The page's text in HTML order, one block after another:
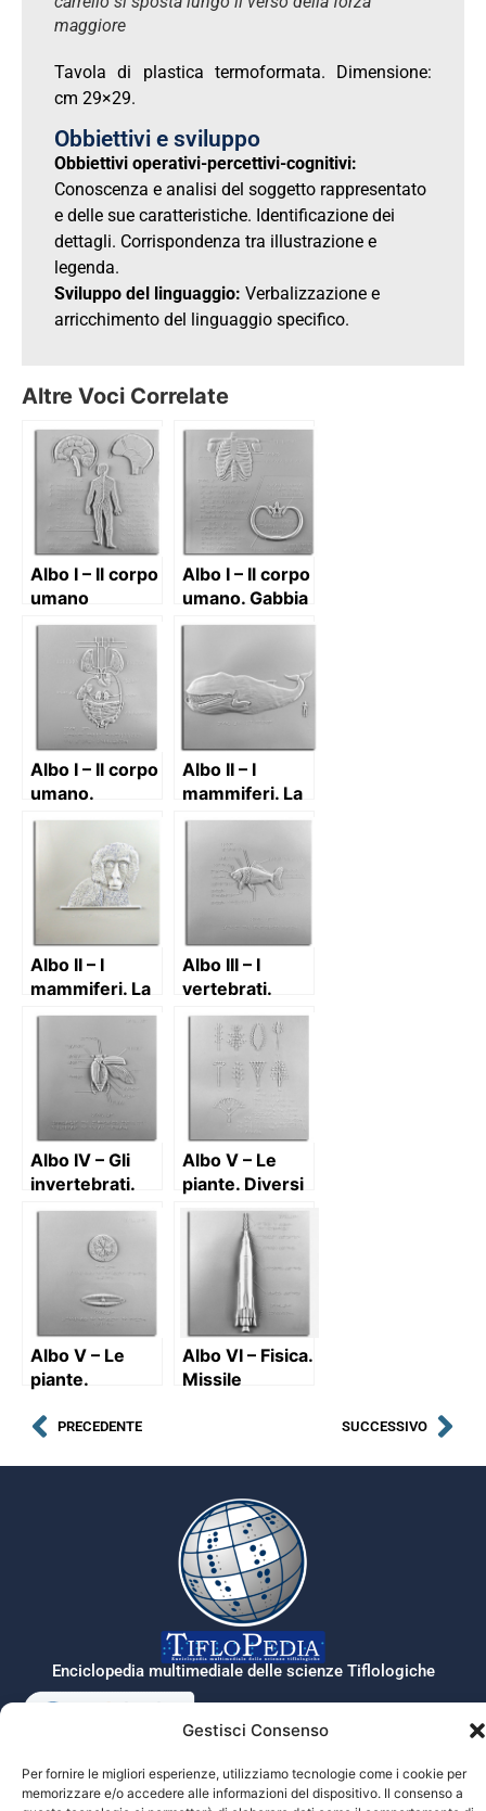
Gestisci Consenso
Per fornire le migliori esperienze, utilizziamo tecnologie come i cookie per
memorizzare e/o accedere alle informazioni del dispositivo. Il consenso a
maggiore
Tavola di plastica termoformata. Dimensione:
cm 29×29.
Obbiettivi e sviluppo
Obbiettivi operativi-percettivi-cognitivi:
Conoscenza e analisi del soggetto rappresentato
e delle sue caratteristiche. Identificazione dei
dettagli. Corrispondenza tra illustrazione e
legenda.
Sviluppo del linguaggio: Verbalizzazione e
arricchimento del linguaggio specifico.
Altre Voci Correlate
Albo I – Il corpo
umano
Albo I – Il corpo
umano. Gabbia
toracica
dell’innesto
vertebra-
costola)
Albo I – Il corpo
umano.
Schema della
circolazione
del sangue
dell’uomo
Albo II – I
mammiferi. La
balena
Albo II – I
mammiferi. La
bertuccia
Albo III – I
vertebrati.
Schema del
pesciolino
rosso
Albo IV – Gli
invertebrati.
Struttura di
maggiolino con
l’ala e l’elitra di
Albo V – Le
piante. Diversi
tipi di
infiorescenze
Albo V – Le
piante.
diatomea
Albo VI – Fisica.
Missile
PRECEDENTE SUCCESSIVO
Nazionale delle Istituzioni Pro Ciechi
Onlus
Enciclopedia multimediale delle scienze Tiflologiche